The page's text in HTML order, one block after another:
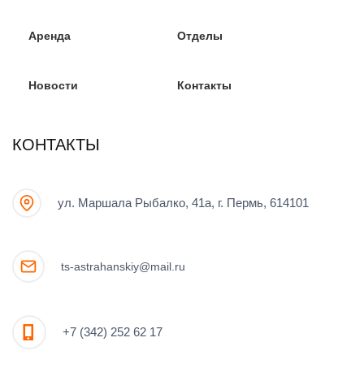
Аренда Отделы
Новости Контакты
КОНТАКТЫ
ул. Маршала Рыбалко, 41а, г. Пермь, 614101
ts-astrahanskiy@mail.ru
+7 (342) 252 62 17